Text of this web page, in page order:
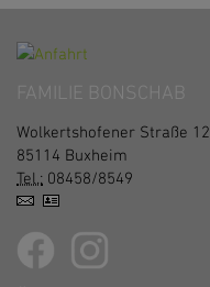
FAMILIE BONSCHAB
Wolkertshofener Straße 12
85114 Buxheim
Tel.: 08458/8549